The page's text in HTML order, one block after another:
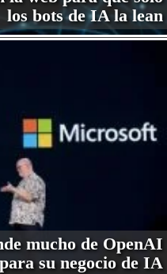
los bots de IA la lean
mucho de OpenAI
para su negocio de IA